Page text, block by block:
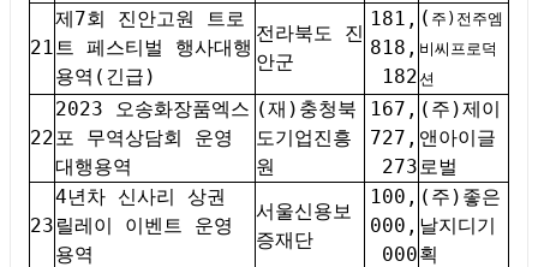
21
제7회 진안고원 트로
트 페스티벌 행사대행
용역(긴급)
전라북도 진
안군
181,
818,
182
( 주)전주엠
비씨프로덕
션
22
2023 오송화장품엑스
포 무역상담회 운영
대행용역
(재)충청북
도기업진흥
원
167,
727,
273
(주)제이
앤아이글
로벌
23
4년차 신사리 상권
릴레이 이벤트 운영
용역
서울신용보
증재단
100,
000,
000
(주)좋은
날지디기
획